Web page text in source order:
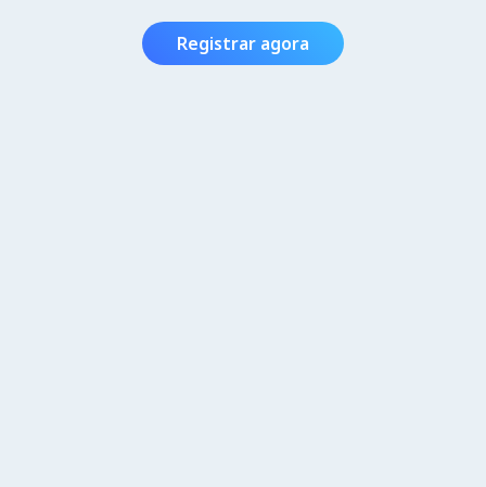
Registrar agora